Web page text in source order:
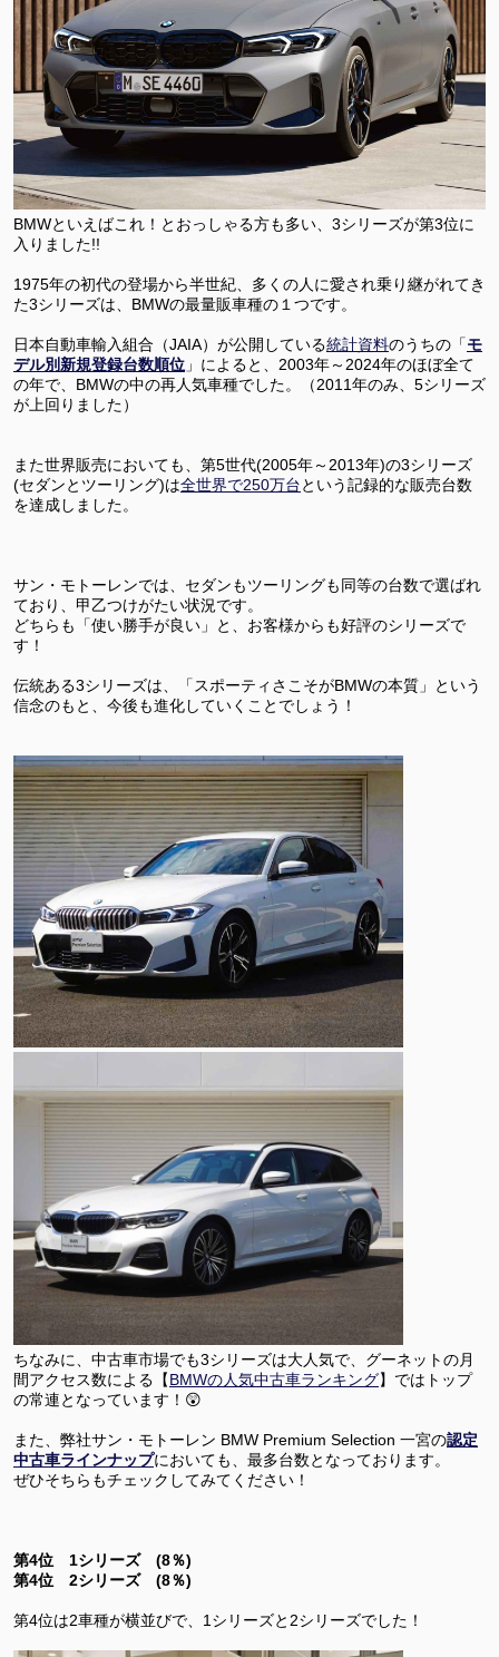
BMWといえばこれ！とおっしゃる方も多い、3シリーズが第3位に
入りました!!
1975年の初代の登場から半世紀、多くの人に愛され乗り継がれてき
た3シリーズは、BMWの最量販車種の１つです。
日本自動車輸入組合（JAIA）が公開している統計資料のうちの「モ
デル別新規登録台数順位 」によると、2003年～2024年のほぼ全て
の年で、BMWの中の再人気車種でした。（2011年のみ、5シリーズ
が上回りました）
また世界販売においても、第5世代(2005年～2013年)の3シリーズ
(セダンとツーリング)は全世界で250万台という記録的な販売台数
を達成しました。
サン・モトーレンでは、セダンもツーリングも同等の台数で選ばれ
ており、甲乙つけがたい状況です。
どちらも「使い勝手が良い」と、お客様からも好評のシリーズで
す！
伝統ある3シリーズは、「スポーティさこそがBMWの本質」という
信念のもと、今後も進化していくことでしょう！
ちなみに、中古車市場でも3シリーズは大人気で、グーネットの月
間アクセス数による【BMWの人気中古車ランキング】ではトップ
の常連となっています！😲
また、弊社サン・モトーレン BMW Premium Selection 一宮の認定
中古車ラインナップにおいても、最多台数となっております。
ぜひそちらもチェックしてみてください！
第4位 1シリーズ (8％)
第4位 2シリーズ (8％)
第4位は2車種が横並びで、1シリーズと2シリーズでした！